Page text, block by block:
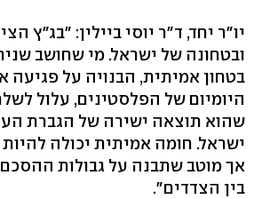
יו"ר יחד, ד"ר יוסי ביילין: "בג"ץ
ובטחונה של ישראל. מי שחושב
בטחון אמיתית, הבנויה על פגיעה
היומיום של הפלסטינים, עלול
שהוא תוצאה ישירה של הגברת
אך מוטב שתבנה על גבולות
בין הצדדים".